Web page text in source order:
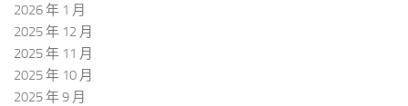
2026 年 1 月
2025 年 12 月
2025 年 11 月
2025 年 10 月
2025 年 9 月